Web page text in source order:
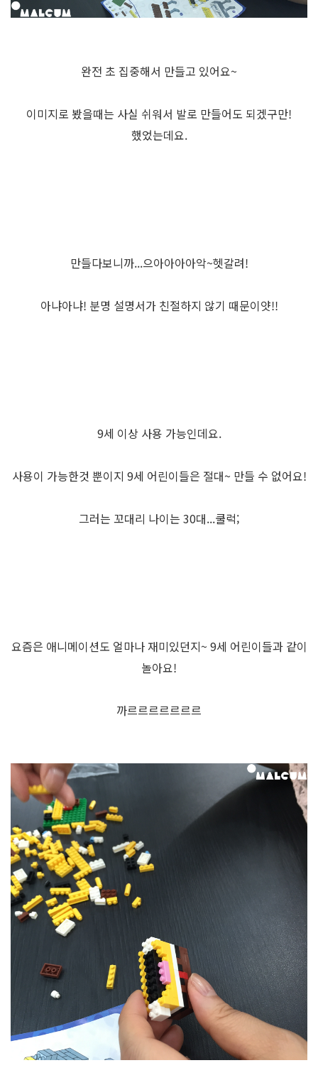
완전 초 집중해서 만들고 있어요~
이미지로 봤을때는 사실 쉬워서 발로 만들어도 되겠구만!
했었는데요.
만들다보니까...으아아아아악~헷갈려!
아냐아냐! 분명 설명서가 친절하지 않기 때문이얏!!
9세 이상 사용 가능인데요.
사용이 가능한것 뿐이지 9세 어린이들은 절대~ 만들 수 없어요!
그러는 꼬대리 나이는 30대...쿨럭;
요즘은 애니메이션도 얼마나 재미있던지~ 9세 어린이들과 같이
놀아요!
까르르르르르르르